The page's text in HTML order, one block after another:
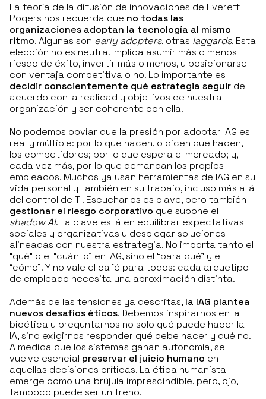
La teoría de la difusión de innovaciones de Everett
Rogers nos recuerda que no todas las
organizaciones adoptan la tecnología al mismo
ritmo. Algunas son early adopters, otras laggards. Esta
elección no es neutra. Implica asumir más o menos
riesgo de éxito, invertir más o menos, y posicionarse
con ventaja competitiva o no. Lo importante es
decidir conscientemente qué estrategia seguir de
acuerdo con la realidad y objetivos de nuestra
organización y ser coherente con ella.
No podemos obviar que la presión por adoptar IAG es
real y múltiple: por lo que hacen, o dicen que hacen,
los competidores; por lo que espera el mercado; y,
cada vez más, por lo que demandan los propios
empleados. Muchos ya usan herramientas de IAG en su
vida personal y también en su trabajo, incluso más allá
del control de TI. Escucharlos es clave, pero también
gestionar el riesgo corporativo que supone el
shadow AI. La clave está en equilibrar expectativas
sociales y organizativas y desplegar soluciones
alineadas con nuestra estrategia. No importa tanto el
“qué” o el “cuánto” en IAG, sino el “para qué” y el
“cómo”. Y no vale el café para todos: cada arquetipo
de empleado necesita una aproximación distinta.
Además de las tensiones ya descritas, la IAG plantea
nuevos desafíos éticos. Debemos inspirarnos en la
bioética y preguntarnos no solo qué puede hacer la
IA, sino exigirnos responder qué debe hacer y qué no.
A medida que los sistemas ganan autonomía, se
vuelve esencial preservar el juicio humano en
aquellas decisiones críticas. La ética humanista
emerge como una brújula imprescindible, pero, ojo,
tampoco puede ser un freno.